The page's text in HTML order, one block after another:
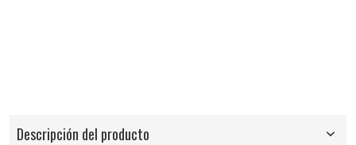
Descripción del producto